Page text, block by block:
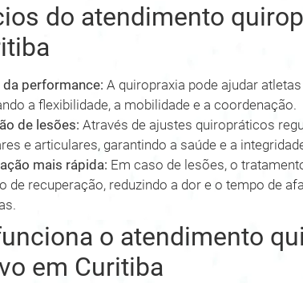
do atendimento
da performance: A quiropraxia pode ajudar
a flexibilidade, a mobilidade e a coordenação.
de lesões: Através de ajustes quiropráticos
e articulares, garantindo a saúde e a
mais rápida: Em caso de lesões, o
de recuperação, reduzindo a dor e o tempo de
o atendimento
em Curitiba